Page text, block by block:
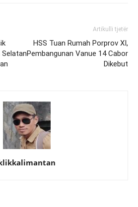
Artikulli tjetër
HSS Tuan Rumah Porprov XI,
Pembangunan Vanue 14 Cabor
Dikebut